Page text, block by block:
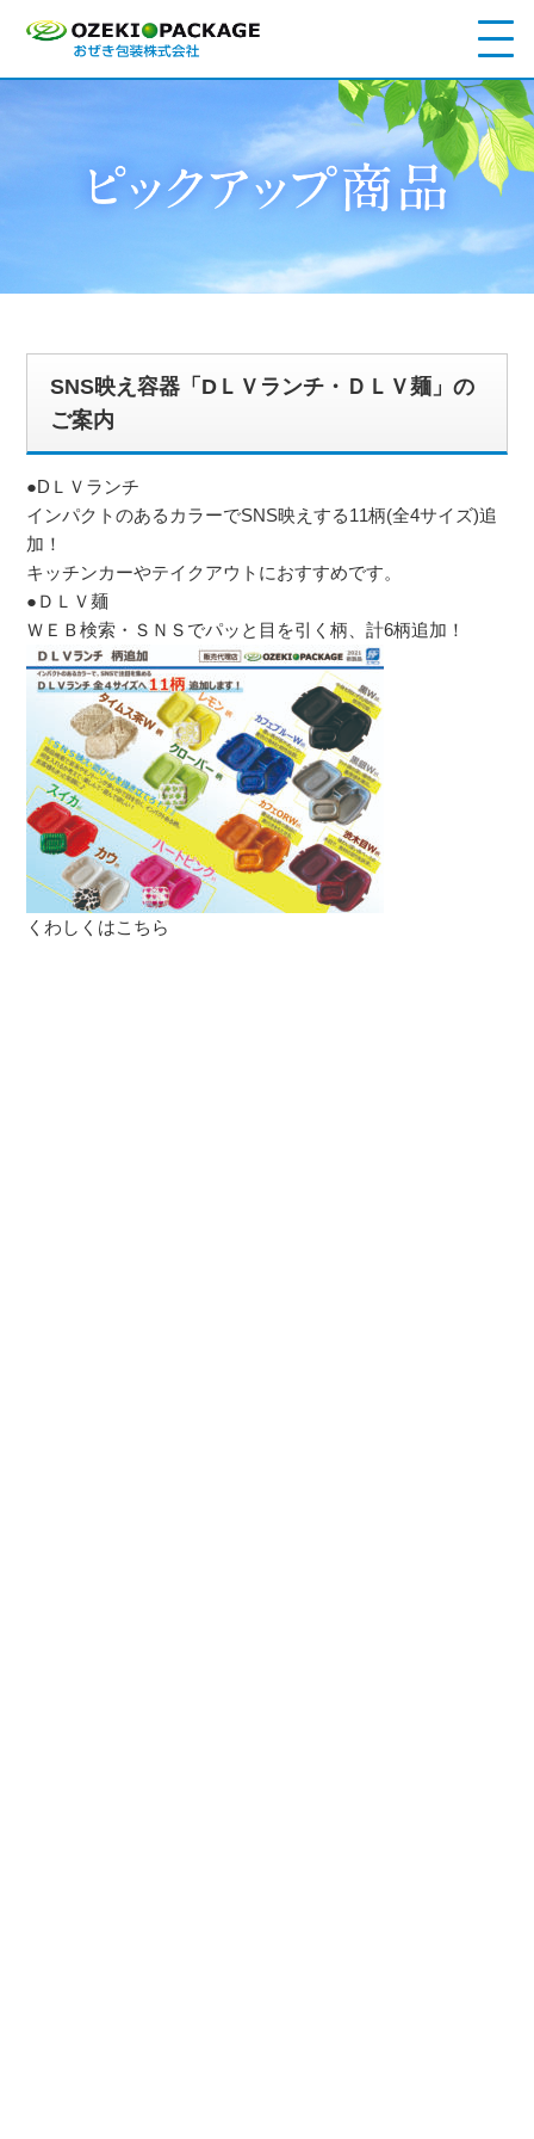
SNS映え容器「DＬＶランチ・ＤＬＶ麺」の
ご案内
●DＬＶランチ
インパクトのあるカラーでSNS映えする11柄(全4サイズ)追
加！
キッチンカーやテイクアウトにおすすめです。
●ＤＬＶ麺
ＷＥＢ検索・ＳＮＳでパッと目を引く柄、計6柄追加！
くわしくはこちら